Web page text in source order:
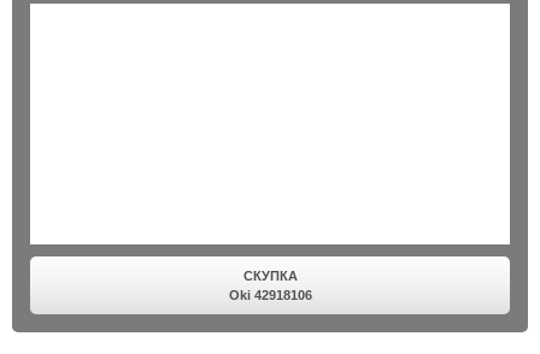
СКУПКА
Oki 42918106